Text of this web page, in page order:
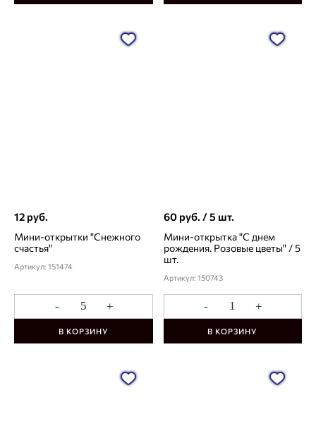
12 руб.
Мини-открытки "Снежного
счастья"
Артикул: 151474
- +
В КОРЗИНУ
60 руб. / 5 шт.
Мини-открытка "С днем
рождения. Розовые цветы" / 5
шт.
Артикул: 150743
- +
В КОРЗИНУ